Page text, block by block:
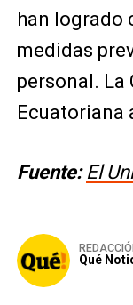
han logrado
medidas
personal. La
Ecuatoriana
Fuente: El
Qué